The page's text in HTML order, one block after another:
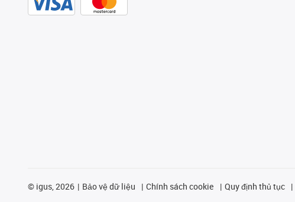
© igus, 2026 Bảo vệ dữ liệu Chính sách cookie Quy định thủ tục